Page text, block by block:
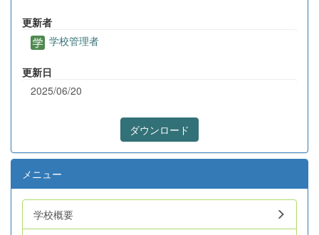
更新者
学校管理者
更新日
2025/06/20
ダウンロード
メニュー
学校概要